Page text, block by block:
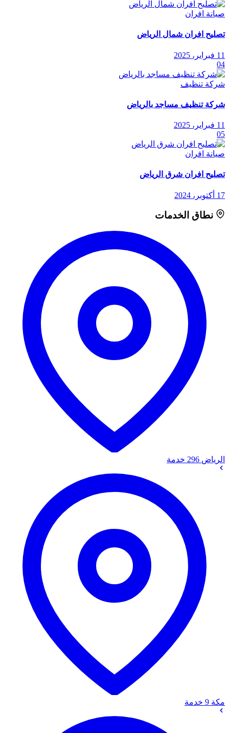
صيانة افران
تصليح افران شمال الرياض
11 فبراير، 2025
04
شركة تنظيف
شركة تنظيف مساجد بالرياض
11 فبراير، 2025
05
صيانة افران
تصليح افران شرق الرياض
17 أكتوبر، 2024
نطاق الخدمات
الرياض 296 خدمة
مكة 9 خدمة